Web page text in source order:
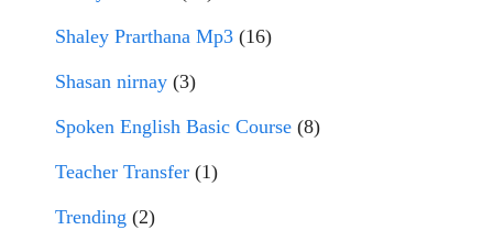
Shaley Prarthana Mp3 (16)
Shasan nirnay (3)
Spoken English Basic Course (8)
Teacher Transfer (1)
Trending (2)